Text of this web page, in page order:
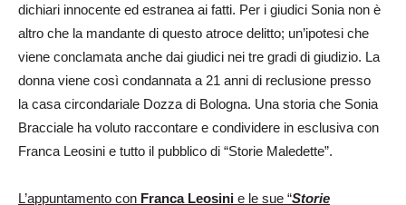
dichiari innocente ed estranea ai fatti. Per i giudici Sonia non è
altro che la mandante di questo atroce delitto; un’ipotesi che
viene conclamata anche dai giudici nei tre gradi di giudizio. La
donna viene così condannata a 21 anni di reclusione presso
la casa circondariale Dozza di Bologna. Una storia che Sonia
Bracciale ha voluto raccontare e condividere in esclusiva con
Franca Leosini e tutto il pubblico di “Storie Maledette”.
L’appuntamento con Franca Leosini e le sue “Storie